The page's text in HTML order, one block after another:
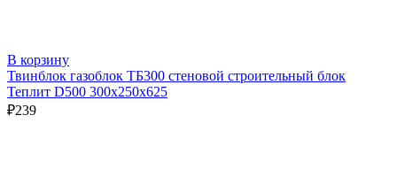
В корзину
Твинблок газоблок ТБ300 стеновой строительный блок
Теплит D500 300х250х625
₽239